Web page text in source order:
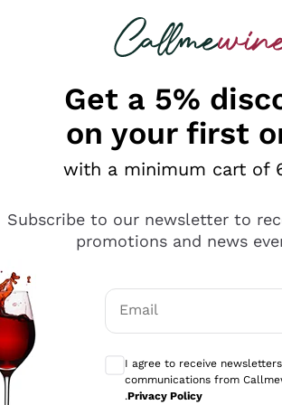
looking for
diversi e con un ampio
Get a 5%
on your first
with a minimum cart of
Subscribe to our newsletter to
promotions and news
Email
I agree to receive
communications from
.Privacy Policy